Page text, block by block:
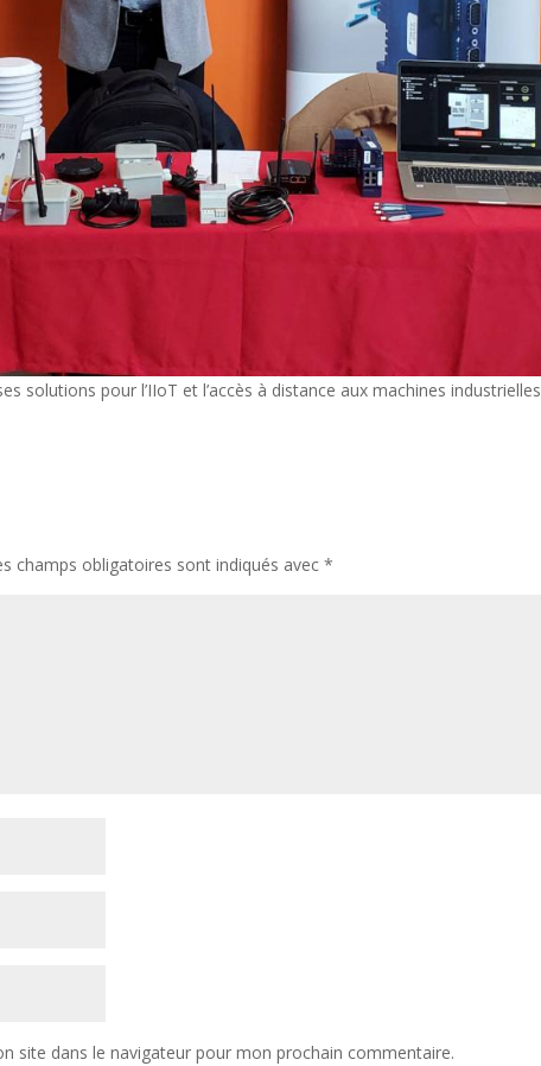
solutions pour l’IIoT et l’accès à distance aux machines industrielles
champs obligatoires sont indiqués avec*
site dans le navigateur pour mon prochain commentaire.